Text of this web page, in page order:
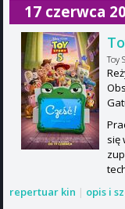
17 czerwca
Toy
się
repertuar kin | opis i